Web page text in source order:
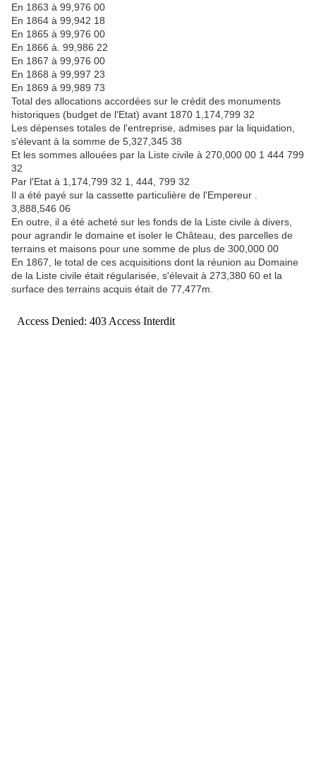
En 1863 à 99,976 00
En 1864 à 99,942 18
En 1865 à 99,976 00
En 1866 à. 99,986 22
En 1867 à 99,976 00
En 1868 à 99,997 23
En 1869 à 99,989 73
Total des allocations accordées sur le crédit des monuments
historiques (budget de l'Etat) avant 1870 1,174,799 32
Les dépenses totales de l'entreprise, admises par la liquidation,
s'élevant à la somme de 5,327,345 38
Et les sommes allouées par la Liste civile à 270,000 00 1 444 799
32
Par l'Etat à 1,174,799 32 1, 444, 799 32
Il a été payé sur la cassette particulière de l'Empereur .
3,888,546 06
En outre, il a été acheté sur les fonds de la Liste civile à divers,
pour agrandir le domaine et isoler le Château, des parcelles de
terrains et maisons pour une somme de plus de 300,000 00
En 1867, le total de ces acquisitions dont la réunion au Domaine
de la Liste civile était régularisée, s'élevait à 273,380 60 et la
surface des terrains acquis était de 77,477m.